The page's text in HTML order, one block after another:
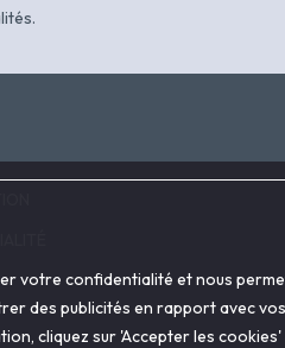
votre confidentialité et nous
des publicités en rapport avec
cliquez sur 'Accepter les